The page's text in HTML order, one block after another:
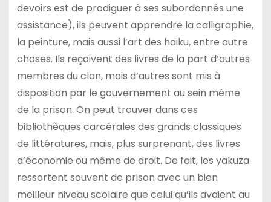
devoirs est de prodiguer à ses subordonnés une
assistance), ils peuvent apprendre la calligraphie,
la peinture, mais aussi l’art des haiku, entre autre
choses. Ils reçoivent des livres de la part d’autres
membres du clan, mais d’autres sont mis à
disposition par le gouvernement au sein même
de la prison. On peut trouver dans ces
bibliothèques carcérales des grands classiques
de littératures, mais, plus surprenant, des livres
d’économie ou même de droit. De fait, les yakuza
ressortent souvent de prison avec un bien
meilleur niveau scolaire que celui qu’ils avaient au